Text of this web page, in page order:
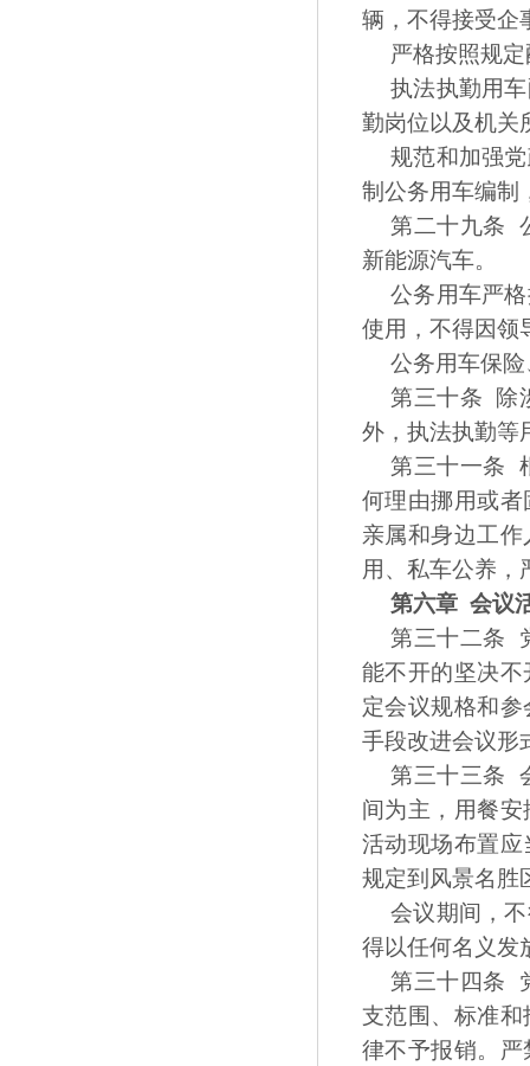
辆，不得接受企
严格按照规
执法执勤用
勤岗位以及机关
规范和加强
制公务用车编制
第二十九条
新能源汽车。
公务用车严
使用，不得因领
公务用车保
第三十条 除
外，执法执勤等
第三十一条
何理由挪用或
亲属和身边工
用、私车公养，
第六章 会议
第三十二条
能不开的坚决
定会议规格和
手段改进会议形
第三十三条
间为主，用餐
活动现场布置
规定到风景名胜
会议期间，
得以任何名义发
第三十四条
支范围、标准
律不予报销。